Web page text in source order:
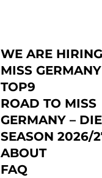
WE ARE HIRING
MISS
TOP9
ROAD TO MISS
GERMANY –
SEASON 2026/
ABOUT
FAQ